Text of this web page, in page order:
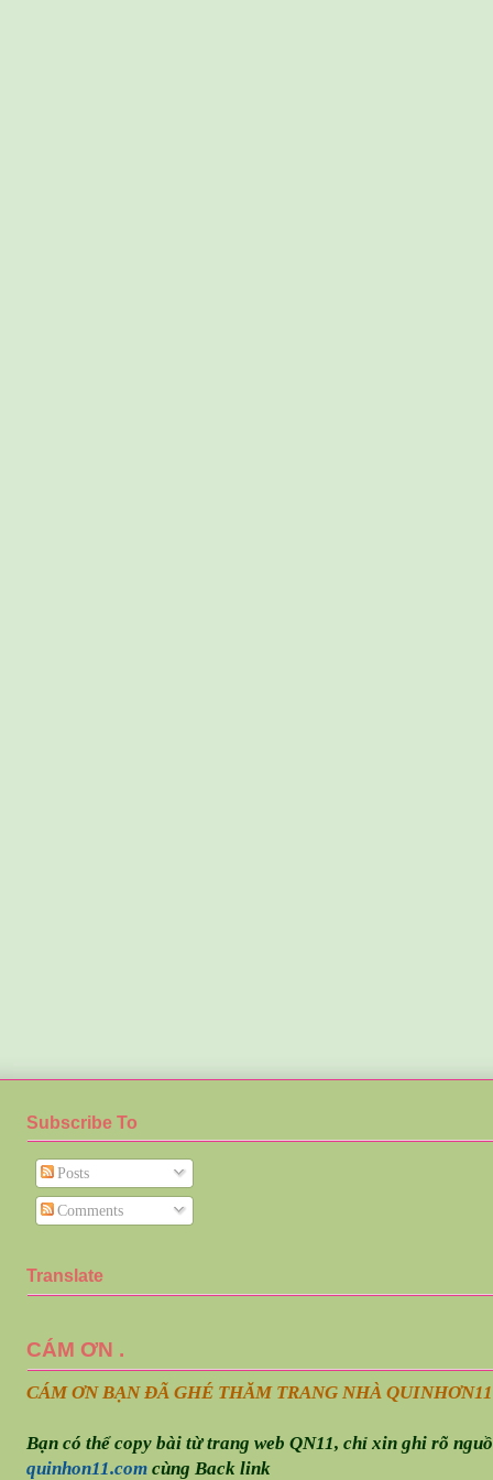
Subscribe To
Posts
Comments
Translate
CÁM ƠN .
CÁM ƠN BẠN ĐÃ GHÉ THĂM TRANG NHÀ QUINHƠN
Bạn có thể copy bài từ trang web QN11, chỉ xin ghi rõ
quinhon11.comcùng Back link